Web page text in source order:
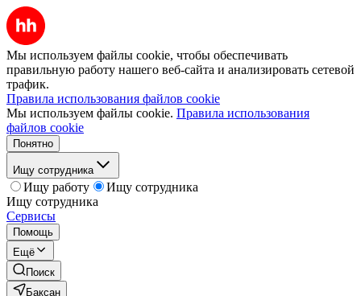
Мы используем файлы cookie, чтобы обеспечивать
правильную работу нашего веб-сайта и анализировать сетевой
трафик.
Правила использования файлов cookie
Мы используем файлы cookie. Правила использования
файлов cookie
Понятно
Ищу сотрудника
Ищу работу
Ищу сотрудника
Ищу сотрудника
Сервисы
Помощь
Ещё
Поиск
Баксан